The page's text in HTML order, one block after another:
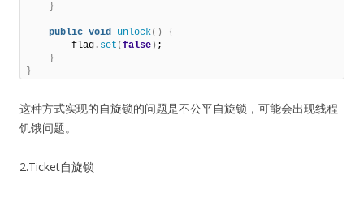
}
public void unlock()
{
        flag.
set (false ) ;
}
}
这种方式实现的自旋锁的问题是不公平自旋锁，可能会出现线程
饥饿问题。
2.Ticket自旋锁